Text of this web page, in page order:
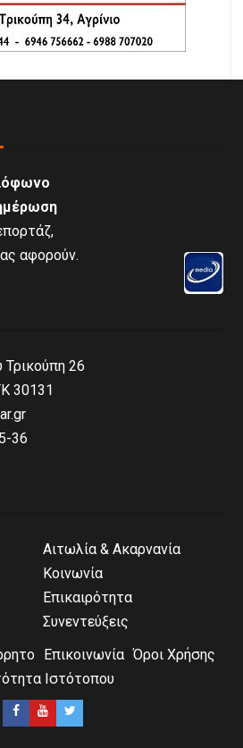
αφορούν.
Τρικούπη 26
30131
36
Αιτωλία & Ακαρνανία
Κοινωνία
Επικαιρότητα
Συνεντεύξεις
Επικοινωνία Όροι Χρήσης
Ιστότοπου